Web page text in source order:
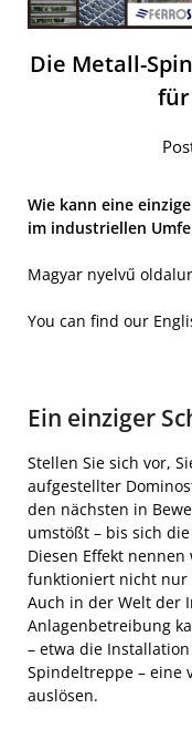
Die Metall-
Wie kann eine
im industriellen
Magyar nyelvű
You can find our
Ein einziger
Stellen Sie sich vor,
aufgestellter
den nächsten in
umstößt – bis sich
Diesen Effekt
funktioniert nicht nur
Auch in der Welt der
Anlagenbetreibung
– etwa die
Spindeltreppe – eine
auslösen.